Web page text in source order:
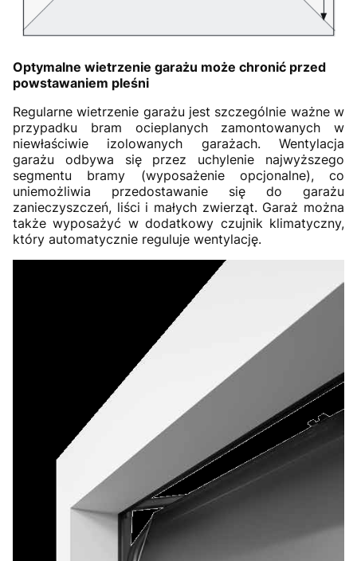
Optymalne wietrzenie garażu może chronić przed
powstawaniem pleśni
Regularne wietrzenie garażu jest szczególnie ważne w
przypadku bram ocieplanych zamontowanych w
niewłaściwie izolowanych garażach. Wentylacja
garażu odbywa się przez uchylenie najwyższego
segmentu bramy (wyposażenie opcjonalne), co
uniemożliwia przedostawanie się do garażu
zanieczyszczeń, liści i małych zwierząt. Garaż można
także wyposażyć w dodatkowy czujnik klimatyczny,
który automatycznie reguluje wentylację.